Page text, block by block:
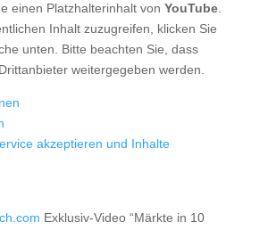
einen Platzhalterinhalt von YouTube.
Inhalt zuzugreifen, klicken Sie
unten. Bitte beachten Sie, dass
weitergegeben werden.
akzeptieren und Inhalte
Exklusiv-Video “Märkte in 10